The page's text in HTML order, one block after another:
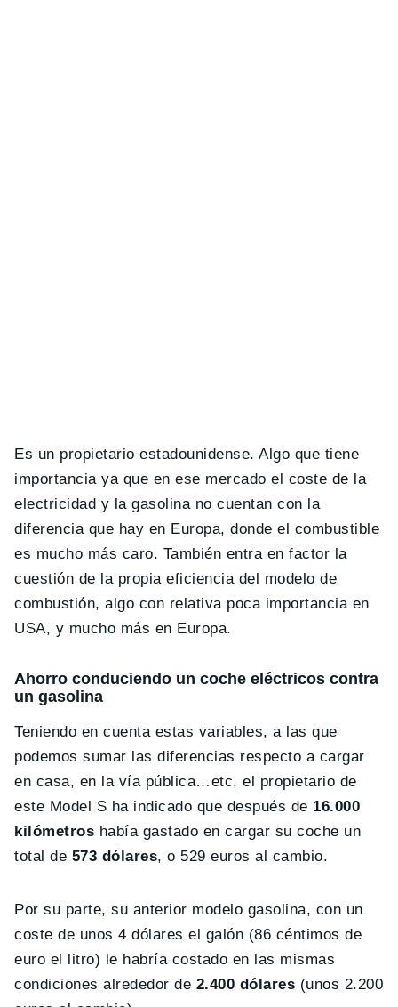
Es un propietario estadounidense. Algo que tiene
importancia ya que en ese mercado el coste de la
electricidad y la gasolina no cuentan con la
diferencia que hay en Europa, donde el combustible
es mucho más caro. También entra en factor la
cuestión de la propia eficiencia del modelo de
combustión, algo con relativa poca importancia en
USA, y mucho más en Europa.
Ahorro conduciendo un coche eléctricos contra
un gasolina
Teniendo en cuenta estas variables, a las que
podemos sumar las diferencias respecto a cargar
en casa, en la vía pública…etc, el propietario de
este Model S ha indicado que después de 16.000
kilómetros había gastado en cargar su coche un
total de 573 dólares, o 529 euros al cambio.
Por su parte, su anterior modelo gasolina, con un
coste de unos 4 dólares el galón (86 céntimos de
euro el litro) le habría costado en las mismas
condiciones alrededor de 2.400 dólares (unos 2.200